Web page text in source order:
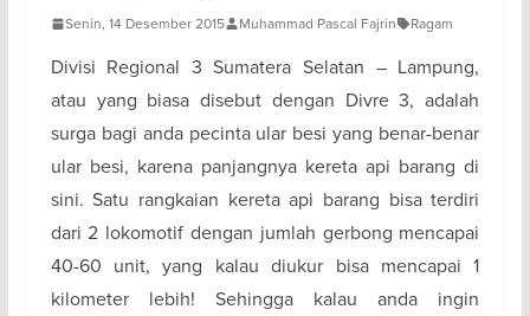
Senin, 14 Desember 2015 Muhammad Pascal Fajrin Ragam
Divisi Regional 3 Sumatera Selatan – Lampung,
atau yang biasa disebut dengan Divre 3, adalah
surga bagi anda pecinta ular besi yang benar-benar
ular besi, karena panjangnya kereta api barang di
sini. Satu rangkaian kereta api barang bisa terdiri
dari 2 lokomotif dengan jumlah gerbong mencapai
40-60 unit, yang kalau diukur bisa mencapai 1
kilometer lebih! Sehingga kalau anda ingin